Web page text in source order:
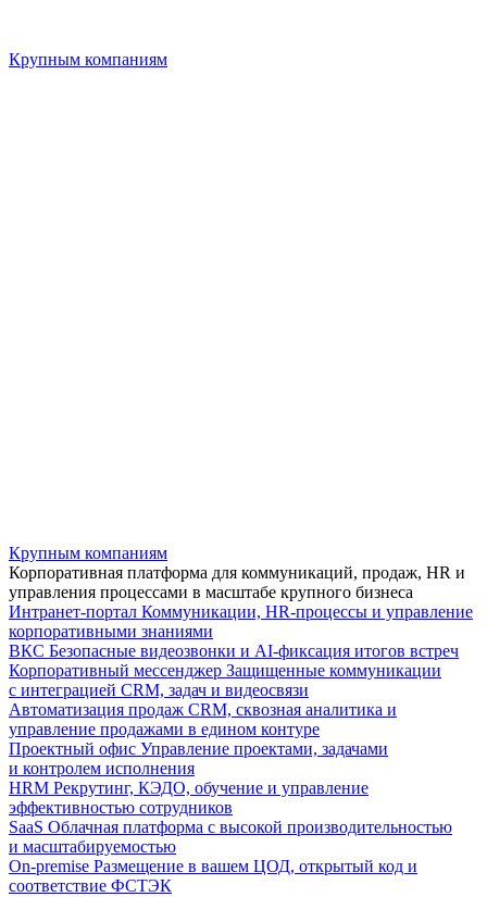
Крупным компаниям
Крупным компаниям
Корпоративная платформа для коммуникаций, продаж, HR и
управления процессами в масштабе крупного бизнеса
Интранет-портал Коммуникации, HR-процессы и управление
корпоративными знаниями
ВКС Безопасные видеозвонки и AI-фиксация итогов встреч
Корпоративный мессенджер Защищенные коммуникации
с интеграцией CRM, задач и видеосвязи
Автоматизация продаж CRM, сквозная аналитика и
управление продажами в едином контуре
Проектный офис Управление проектами, задачами
и контролем исполнения
HRM Рекрутинг, КЭДО, обучение и управление
эффективностью сотрудников
SaaS Облачная платформа с высокой производительностью
и масштабируемостью
On-premise Размещение в вашем ЦОД, открытый код и
соответствие ФСТЭК